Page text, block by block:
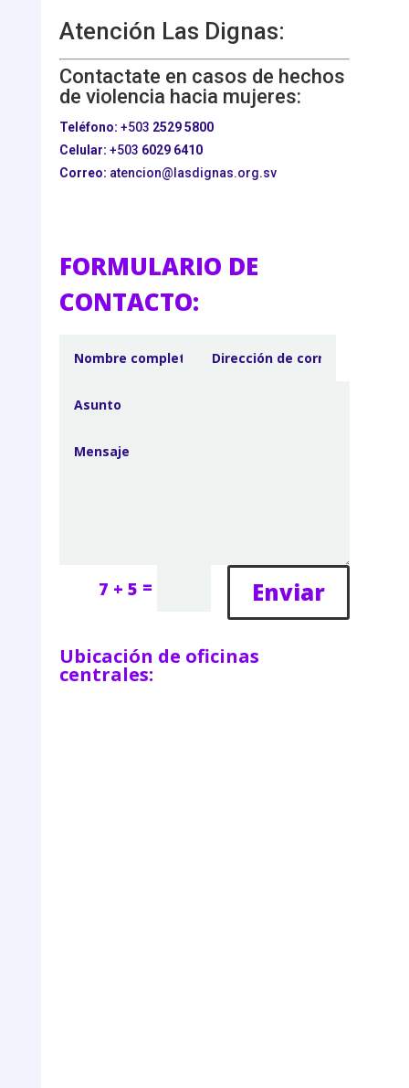
Atención Las Dignas:
Contactate en casos de hechos
de violencia hacia mujeres:
Teléfono: +503 2529 5800
Celular: +503 6029 6410
Correo: atencion@lasdignas.org.sv
FORMULARIO DE
CONTACTO:
7 + 5 = Enviar
Ubicación de oficinas
centrales: